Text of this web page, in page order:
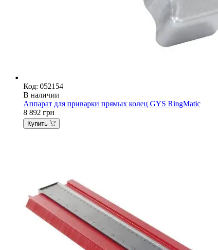
Код: 052154
В наличии
Аппарат для приварки прямых колец GYS RingMatic
8 892 грн
Купить